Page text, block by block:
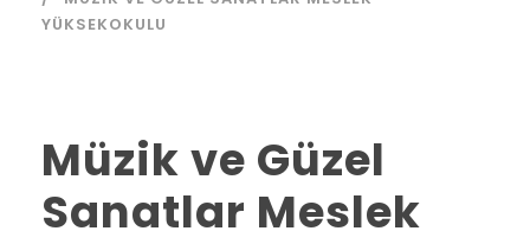
YÜKSEKOKULU
Müzik ve Güzel
Sanatlar Meslek